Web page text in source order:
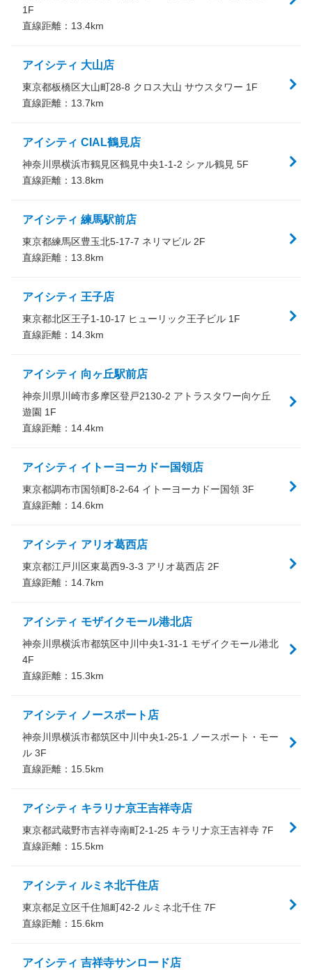
1F
直線距離： 13.4km
アイシティ 大山店
東京都板橋区大山町28-8 クロス大山 サウスタワー 1F
直線距離： 13.7km
アイシティ CIAL鶴見店
神奈川県横浜市鶴見区鶴見中央1-1-2 シァル鶴見 5F
直線距離： 13.8km
アイシティ 練馬駅前店
東京都練馬区豊玉北5-17-7 ネリマビル 2F
直線距離： 13.8km
アイシティ 王子店
東京都北区王子1-10-17 ヒューリック王子ビル 1F
直線距離： 14.3km
アイシティ 向ヶ丘駅前店
神奈川県川崎市多摩区登戸2130-2 アトラスタワー向ケ丘
遊園 1F
直線距離： 14.4km
アイシティ イトーヨーカドー国領店
東京都調布市国領町8-2-64 イトーヨーカドー国領 3F
直線距離： 14.6km
アイシティ アリオ葛西店
東京都江戸川区東葛西9-3-3 アリオ葛西店 2F
直線距離： 14.7km
アイシティ モザイクモール港北店
神奈川県横浜市都筑区中川中央1-31-1 モザイクモール港北
4F
直線距離： 15.3km
アイシティ ノースポート店
神奈川県横浜市都筑区中川中央1-25-1 ノースポート・モー
ル 3F
直線距離： 15.5km
アイシティ キラリナ京王吉祥寺店
東京都武蔵野市吉祥寺南町2-1-25 キラリナ京王吉祥寺 7F
直線距離： 15.5km
アイシティ ルミネ北千住店
東京都足立区千住旭町42-2 ルミネ北千住 7F
直線距離： 15.6km
アイシティ 吉祥寺サンロード店